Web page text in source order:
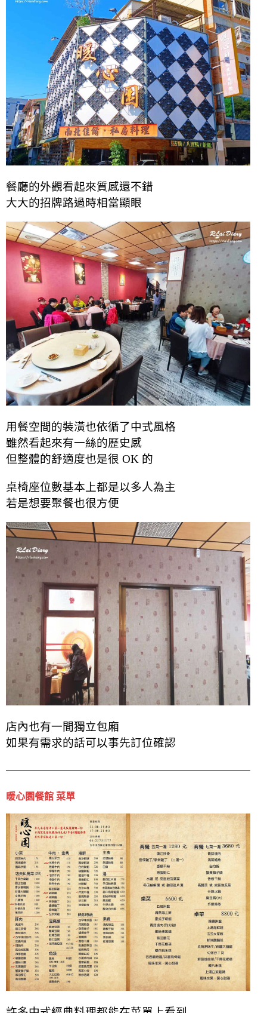
餐廳的外觀看起來質感還不錯
大大的招牌路過時相當顯眼
用餐空間的裝潢也依循了中式風格
雖然看起來有一絲的歷史感
但整體的舒適度也是很 OK 的
桌椅座位數基本上都是以多人為主
若是想要聚餐也很方便
店內也有一間獨立包廂
如果有需求的話可以事先訂位確認
暖心園餐館 菜單